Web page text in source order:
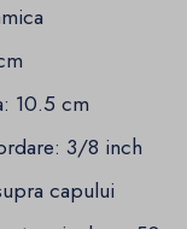
10.5 cm
3/8 inch
capului